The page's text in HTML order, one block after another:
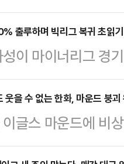
위권 판도를 흔들
더스와의 원정경
시즌 전적 12승
3연패 늪에 빠지
가 컸다. 롯데는
갚았다. 이번에는
출루하며 빅리그 복귀 초읽기
이 마이너리그 경
렸다.애틀랜타 브
일(한국시간) 미국
킷츠(탬파베이 산
하성은 1타수 1안
웃을 수 없는 한화, 마운드 붕
글스 마운드에 비
2026 신한SOL